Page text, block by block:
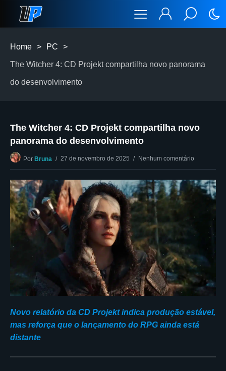
Home > PC >
The Witcher 4: CD Projekt compartilha novo panorama
do desenvolvimento
The Witcher 4: CD Projekt compartilha novo
panorama do desenvolvimento
Por Bruna 27 de novembro de 2025 Nenhum comentário
Novo relatório da CD Projekt indica produção estável,
mas reforça que o lançamento do RPG ainda está
distante